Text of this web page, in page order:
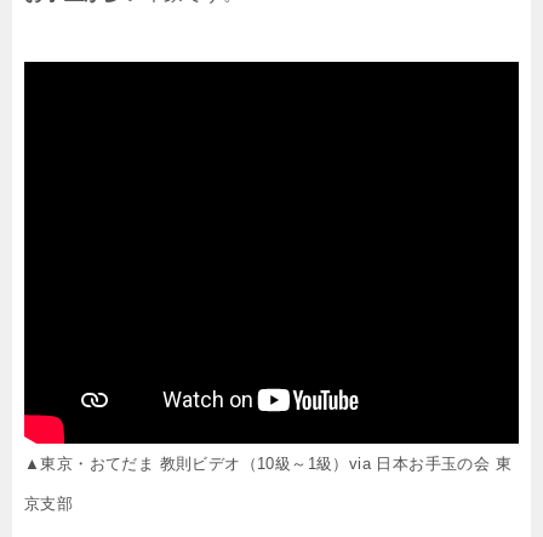
▲東京・おてだま 教則ビデオ（10級～1級）via 日本お手玉の会 東
京支部